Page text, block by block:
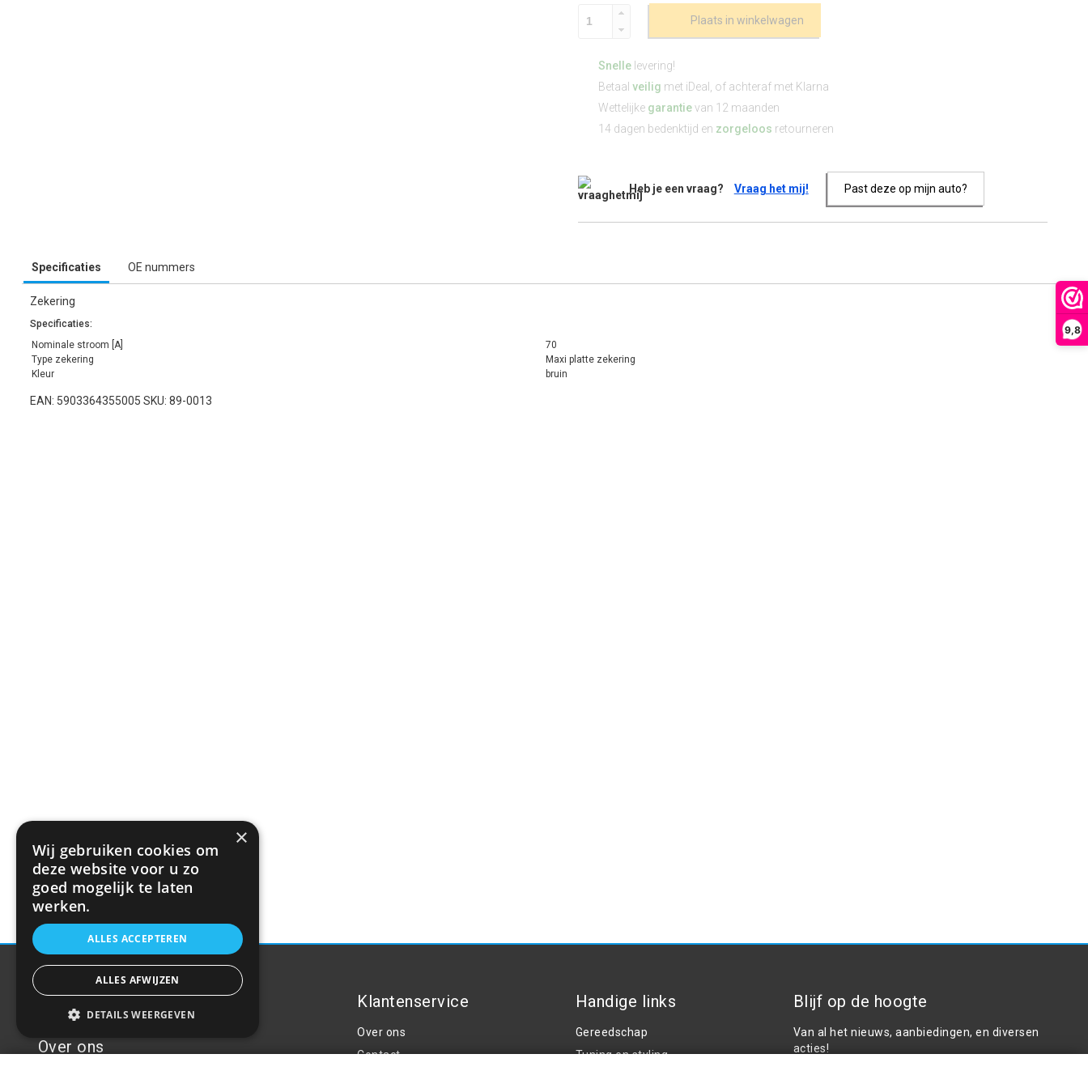
9,8
Plaats in winkelwagen
Snellelevering!
Betaal veilig met iDeal, of achteraf met Klarna
Wettelijke garantievan 12 maanden
14 dagen bedenktijd en zorgeloos retourneren
Heb je een vraag? Vraag het mij! Past deze op mijn auto?
Specificaties OE nummers
Zekering
Specificaties:
Nominale stroom [A]
70
Type zekering
Maxi platte zekering
Kleur
bruin
EAN: 5903364355005 SKU: 89-0013
Over ons
Klantenservice
Over ons
Contact
Handige links
Gereedschap
Tuning en styling
Blijf op de hoogte
Van al het nieuws, aanbiedingen, en diversen
acties!
×
Wij gebruiken cookies om
deze website voor u zo
goed mogelijk te laten
werken.
ALLES ACCEPTEREN
ALLES AFWIJZEN
DETAILS WEERGEVEN